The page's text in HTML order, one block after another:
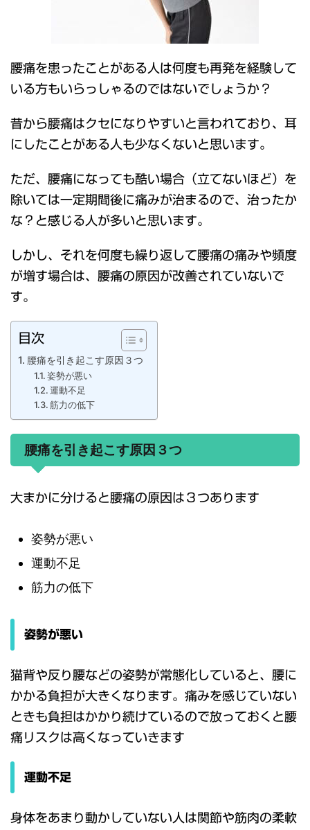
腰痛を患ったことがある人は何度も再発を経験して
いる方もいらっしゃるのではないでしょうか？
昔から腰痛はクセになりやすいと言われており、耳
にしたことがある人も少なくないと思います。
ただ、腰痛になっても酷い場合（立てないほど）を
除いては一定期間後に痛みが治まるので、治ったか
な？と感じる人が多いと思います。
しかし、それを何度も繰り返して腰痛の痛みや頻度
が増す場合は、腰痛の原因が改善されていないで
す。
目次
腰痛を引き起こす原因３つ
姿勢が悪い
運動不足
筋力の低下
腰痛を引き起こす原因３つ
大まかに分けると腰痛の原因は３つあります
姿勢が悪い
運動不足
筋力の低下
姿勢が悪い
猫背や反り腰などの姿勢が常態化していると、腰に
かかる負担が大きくなります。痛みを感じていない
ときも負担はかかり続けているので放っておくと腰
痛リスクは高くなっていきます
運動不足
身体をあまり動かしていない人は関節や筋肉の柔軟